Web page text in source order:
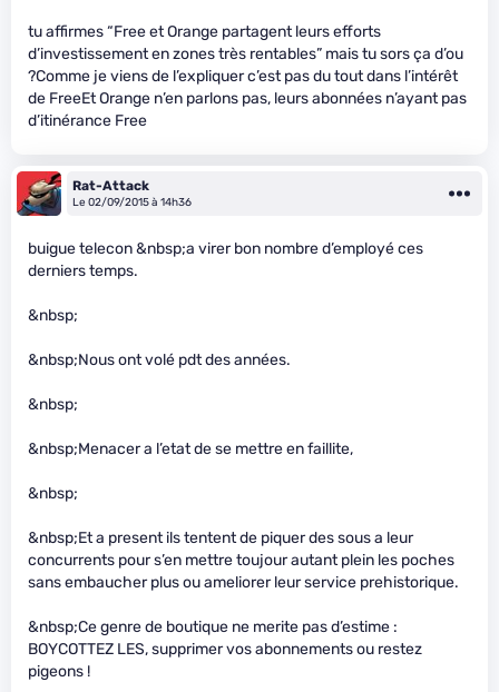
tu affirmes “Free et Orange partagent leurs efforts
d’investissement en zones très rentables” mais tu sors ça d’ou
?Comme je viens de l’expliquer c’est pas du tout dans l’intérêt
de FreeEt Orange n’en parlons pas, leurs abonnées n’ayant pas
d’itinérance Free
Rat-Attack
Le 02/09/2015 à 14h36
buigue telecon &nbsp;a virer bon nombre d’employé ces
derniers temps.
&nbsp;
&nbsp;Nous ont volé pdt des années.
&nbsp;
&nbsp;Menacer a l’etat de se mettre en faillite,
&nbsp;
&nbsp;Et a present ils tentent de piquer des sous a leur
concurrents pour s’en mettre toujour autant plein les poches
sans embaucher plus ou ameliorer leur service prehistorique.
&nbsp;Ce genre de boutique ne merite pas d’estime :
BOYCOTTEZ LES, supprimer vos abonnements ou restez
pigeons !